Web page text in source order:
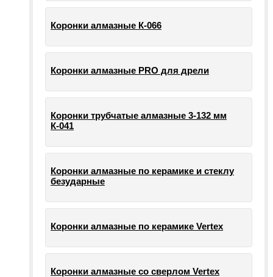
Коронки алмазные К-066
Коронки алмазные PRO для дрели
Коронки трубчатые алмазные 3-132 мм
К-041
Коронки алмазные по керамике и стеклу
безударные
Коронки алмазные по керамике Vertex
Коронки алмазные со сверлом Vertex